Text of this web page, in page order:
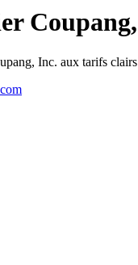
Inc. aux tarifs